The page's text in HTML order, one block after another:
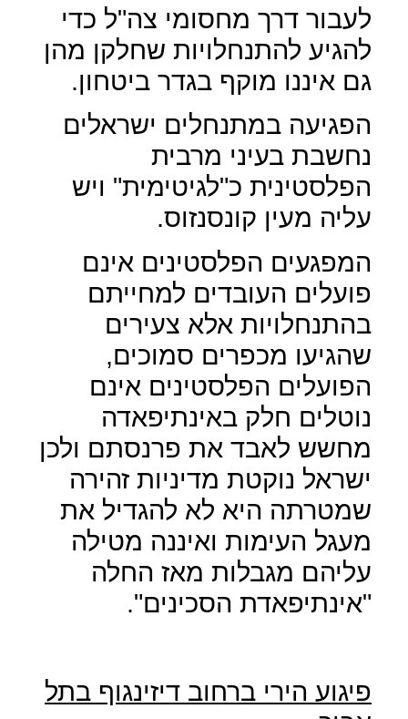
לעבור דרך מחסומי צה"ל כדי
להגיע להתנחלויות שחלקן מהן
גם איננו מוקף בגדר ביטחון.
הפגיעה במתנחלים ישראלים
נחשבת בעיני מרבית
הפלסטינית כ"לגיטימית" ויש
עליה מעין קונסנזוס.
המפגעים הפלסטינים אינם
פועלים העובדים למחייתם
בהתנחלויות אלא צעירים
שהגיעו מכפרים סמוכים,
הפועלים הפלסטינים אינם
נוטלים חלק באינתיפאדה
מחשש לאבד את פרנסתם ולכן
ישראל נוקטת מדיניות זהירה
שמטרתה היא לא להגדיל את
מעגל העימות ואיננה מטילה
עליהם מגבלות מאז החלה
"אינתיפאדת הסכינים".
פיגוע הירי ברחוב דיזינגוף בתל